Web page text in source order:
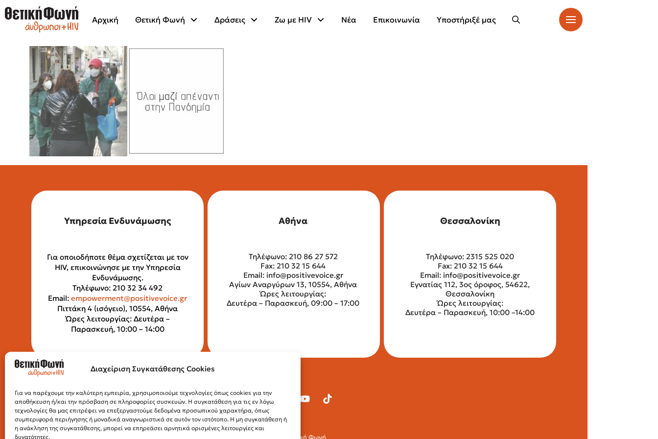
Διαχείριση Συγκατάθεσης Cookies
Για να παρέχουμε την καλύτερη εμπειρία, χρησιμοποιούμε τεχνολογίες όπως cookies για την
αποθήκευση ή/και την πρόσβαση σε πληροφορίες συσκευών. Η συγκατάθεση για τις εν λόγω
τεχνολογίες θα μας επιτρέψει να επεξεργαστούμε δεδομένα προσωπικού χαρακτήρα, όπως
συμπεριφορά περιήγησης ή μοναδικά αναγνωριστικά σε αυτόν τον ιστότοπο. Η μη συγκατάθεση ή
η ανάκληση της συγκατάθεσης, μπορεί να επηρεάσει αρνητικά ορισμένες λειτουργίες και
δυνατότητες.
Αρχική Θετική Φωνή Δράσεις Ζω με HIV Νέα Επικοινωνία Υποστήριξέ μας
Υπηρεσία Ενδυνάμωσης
Για οποιοδήποτε θέμα σχετίζεται με τον
HIV, επικοινώνησε με την Υπηρεσία
Ενδυνάμωσης.
Τηλέφωνο: 210 32 34 492
Email: empowerment@positivevoice.gr
Πιττάκη 4 (ισόγειο), 10554, Αθήνα
Ώρες λειτουργίας: Δευτέρα –
Παρασκευή, 10:00 – 14:00
Αθήνα
Τηλέφωνο: 210 86 27 572
Fax: 210 32 15 644
Email: info@positivevoice.gr
Αγίων Αναργύρων 13, 10554, Αθήνα
Ώρες λειτουργίας:
Δευτέρα – Παρασκευή, 09:00 – 17:00
Θεσσαλονίκη
Τηλέφωνο: 2315 525 020
Fax: 210 32 15 644
Email: info@positivevoice.gr
Εγνατίας 112, 3ος όροφος, 54622,
Θεσσαλονίκη
Ώρες λειτουργίας:
Δευτέρα – Παρασκευή, 10:00 –14:00